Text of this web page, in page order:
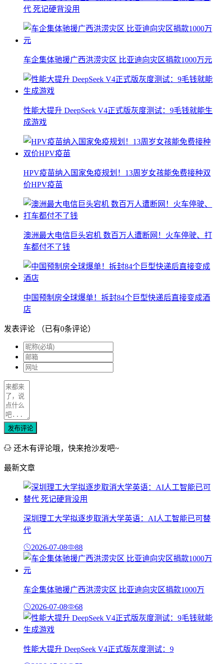
代 死记硬背没用
车企集体驰援广西洪涝灾区 比亚迪向灾区捐款1000万元
性能大提升 DeepSeek V4正式版灰度测试：9毛钱就能生
成游戏
HPV疫苗纳入国家免疫规划！13周岁女孩能免费接种双
价HPV疫苗
澳洲最大电信巨头宕机 数百万人遭断网！火车停驶、打
车都付不了钱
中国预制房全球爆单！拆封84个巨型快递后直接变成酒
店
发表评论 （已有0条评论）
发布评论
还木有评论哦，快来抢沙发吧~
最新文章
深圳理工大学拟逐步取消大学英语：AI人工智能已可替
代
2026-07-08 88
车企集体驰援广西洪涝灾区 比亚迪向灾区捐款1000万
2026-07-08 68
性能大提升 DeepSeek V4正式版灰度测试：9